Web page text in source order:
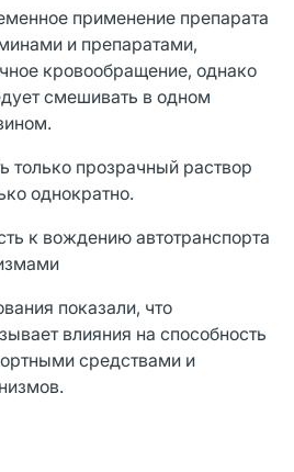
применение препарата
и препаратами,
кровообращение, однако
смешивать в одном
только прозрачный раствор
однократно.
к вождению автотранспорта
показали, что
влияния на способность
средствами и